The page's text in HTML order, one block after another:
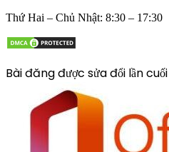
Thứ Hai – Chủ Nhật: 8:30 – 17:30
Bài đăng được sửa đổi lần cuối